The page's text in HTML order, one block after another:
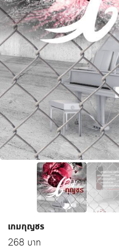
เกมกุญชร
Original
268 บาท